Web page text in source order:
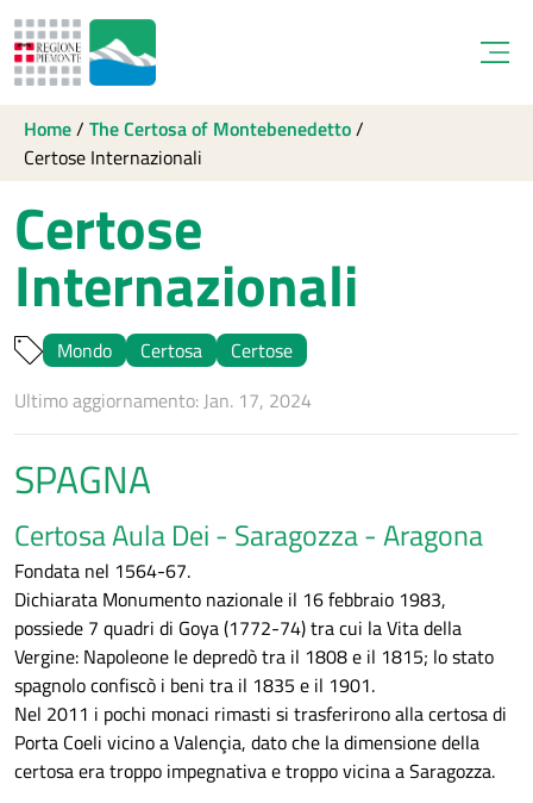
Home/ The Certosa of Montebenedetto/
Certose Internazionali
Certose
Internazionali
Mondo Certosa
Certose
Ultimo aggiornamento: Jan. 17, 2024
SPAGNA
Certosa Aula Dei - Saragozza - Aragona
Fondata nel 1564-67.
Dichiarata Monumento nazionale il 16 febbraio 1983,
possiede 7 quadri di Goya (1772-74) tra cui la Vita della
Vergine: Napoleone le depredò tra il 1808 e il 1815; lo stato
spagnolo confiscò i beni tra il 1835 e il 1901.
Nel 2011 i pochi monaci rimasti si trasferirono alla certosa di
Porta Coeli vicino a Valençia, dato che la dimensione della
certosa era troppo impegnativa e troppo vicina a Saragozza.